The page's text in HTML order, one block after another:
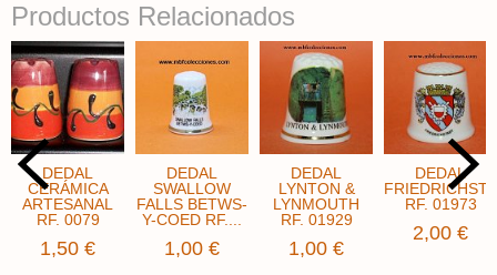
Productos Relacionados
DEDAL
CERÁMICA
ARTESANAL
RF. 0079
1,50 €
DEDAL
SWALLOW
FALLS BETWS-
Y-COED RF....
1,00 €
DEDAL
LYNTON &
LYNMOUTH
RF. 01929
1,00 €
DEDAL
RF. 01973
2,00 €